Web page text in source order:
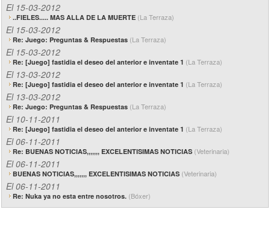
El 15-03-2012
..FIELES..... MAS ALLA DE LA MUERTE (La Terraza)
El 15-03-2012
Re: Juego: Preguntas & Respuestas (La Terraza)
El 15-03-2012
Re: [Juego] fastidia el deseo del anterior e inventate 1 (La Terraza)
El 13-03-2012
Re: [Juego] fastidia el deseo del anterior e inventate 1 (La Terraza)
El 13-03-2012
Re: Juego: Preguntas & Respuestas (La Terraza)
El 10-11-2011
Re: [Juego] fastidia el deseo del anterior e inventate 1 (La Terraza)
El 06-11-2011
Re: BUENAS NOTICIAS,,,,,,, EXCELENTISIMAS NOTICIAS (Veterinaria)
El 06-11-2011
BUENAS NOTICIAS,,,,,,, EXCELENTISIMAS NOTICIAS (Veterinaria)
El 06-11-2011
Re: Nuka ya no esta entre nosotros. (Bóxer)